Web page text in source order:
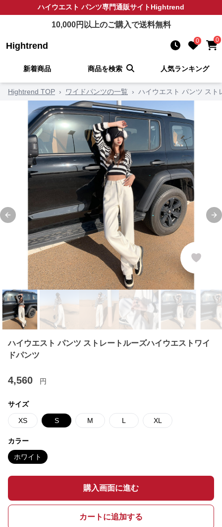
ハイウエスト パンツ専門通販サイトHightrend
10,000円以上のご購入で送料無料
Hightrend 0 0
新着商品 商品を検索 人気ランキング
Hightrend TOP › ワイドパンツの一覧 › ハイウエスト パンツ スト
Previous slide
ハイウエスト パンツ ストレートルーズハイウエストワイ
ドパンツ
4,560 円
サイズ
XS S M L XL
カラー
ホワイト
購入画面に進む
カートに追加する